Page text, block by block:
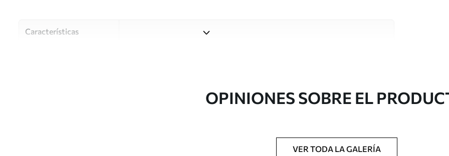
Características
Estudio de diseño Uwalls
Impreso bajo pedido y entregado en rollos de hasta 50 cm de ancho.
OPINIONES SOBRE EL
VER TODA LA GALERÍA